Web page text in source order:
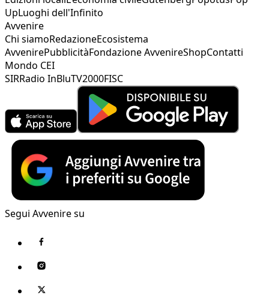
UpLuoghi dell'Infinito
Avvenire
Chi siamoRedazioneEcosistema
AvvenirePubblicitàFondazione AvvenireShopContatti
Mondo CEI
SIRRadio InBluTV2000FISC
Segui Avvenire su